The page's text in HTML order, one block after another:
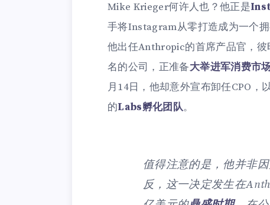
Mike Krieger何许人也？他正是
手将Instagram从零打造成为一个
他出任Anthropic的首席产品官，
名的公司，正准备大举进军消费市
月14日，他却意外宣布卸任CPO，
的Labs孵化团队。
值得注意的是，他并非
反，这一决定发生在